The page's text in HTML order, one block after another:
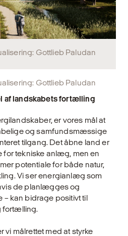
Gottlieb Paludan
Gottlieb Paludan
af landskabets fortælling
er vores mål at
og samfundsmæssige
tilgang. Det åbne land er
for tekniske anlæg, men en
potentiale for både natur,
Vi ser energianlæg som
de planlægges og
– kan bidrage positivt til
fortælling.
vi målrettet med at styrke